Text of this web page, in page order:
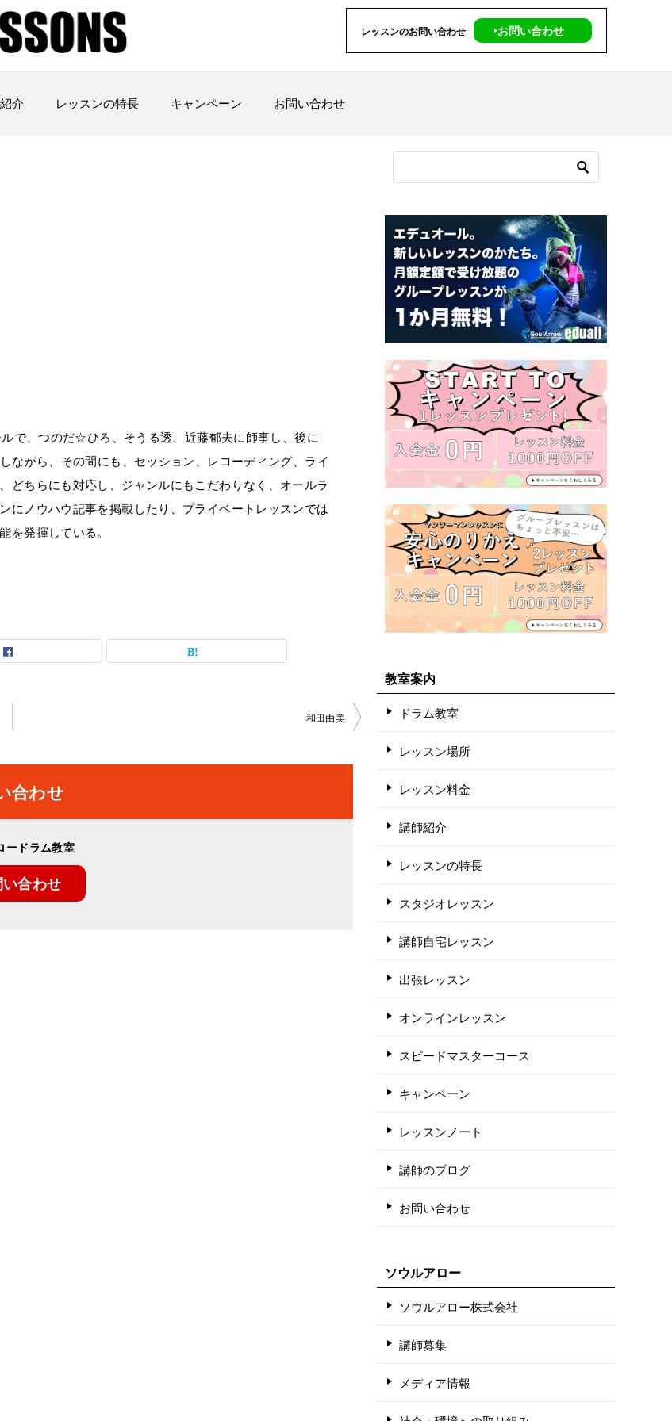
レッスンのお問い合わせ ‣お問い合わせ
介 レッスンの特長 キャンペーン お問い合わせ
で、つのだ☆ひろ、そうる透、近藤郁夫に師事し、後に
ながら、その間にも、セッション、レコーディング、ライ
どちらにも対応し、ジャンルにもこだわりなく、オールラ
にノウハウ記事を掲載したり、プライベートレッスンでは
を発揮している。
和田由美
合わせ
ードラム教室
合わせ
教室案内
ドラム教室
レッスン場所
レッスン料金
講師紹介
レッスンの特長
スタジオレッスン
講師自宅レッスン
出張レッスン
オンラインレッスン
スピードマスターコース
キャンペーン
レッスンノート
講師のブログ
お問い合わせ
ソウルアロー
ソウルアロー株式会社
講師募集
メディア情報